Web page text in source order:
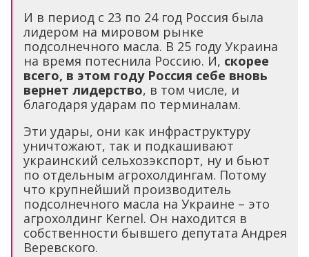
И в период с 23 по 24 год Россия была
лидером на мировом рынке
подсолнечного масла. В 25 году Украина
на время потеснила Россию. И, скорее
всего, в этом году Россия себе вновь
вернет лидерство, в том числе, и
благодаря ударам по терминалам.
Эти удары, они как инфраструктуру
уничтожают, так и подкашивают
украинский сельхозэкспорт, ну и бьют
по отдельным агрохолдингам. Потому
что крупнейший производитель
подсолнечного масла на Украине – это
агрохолдинг Kernel. Он находится в
собственности бывшего депутата Андрея
Веревского.